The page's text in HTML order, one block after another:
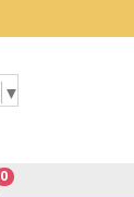
▼
0